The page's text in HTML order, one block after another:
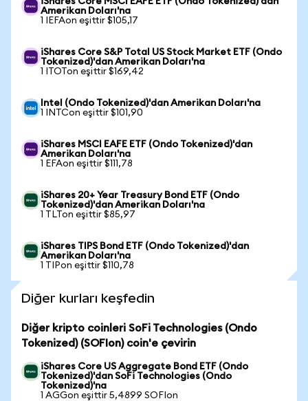
Amerikan Doları'na
1 IEFAon eşittir $105,17
iShares Core S&P Total US Stock Market ETF (Ondo
Tokenized)'dan Amerikan Doları'na
1 ITOTon eşittir $169,42
Intel (Ondo Tokenized)'dan Amerikan Doları'na
1 INTCon eşittir $101,90
iShares MSCI EAFE ETF (Ondo Tokenized)'dan
Amerikan Doları'na
1 EFAon eşittir $111,78
iShares 20+ Year Treasury Bond ETF (Ondo
Tokenized)'dan Amerikan Doları'na
1 TLTon eşittir $85,97
iShares TIPS Bond ETF (Ondo Tokenized)'dan
Amerikan Doları'na
1 TIPon eşittir $110,78
Diğer kurları keşfedin
Diğer kripto coinleri SoFi Technologies (Ondo
Tokenized) (SOFIon) coin'e çevirin
iShares Core US Aggregate Bond ETF (Ondo
Tokenized)'dan SoFi Technologies (Ondo
Tokenized)'na
1 AGGon eşittir 5,4899 SOFIon